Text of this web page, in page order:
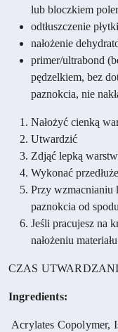
lub bloczkiem
odtłuszczenie
nałożenie
primer/ultrabond
pędzelkiem, bez
paznokcia, nie
Nałożyć cienką
Utwardzić
Zdjąć lepką
Wykonać
Przy wzmacnianiu
paznokcia od spodu
Jeśli pracujesz na
nałożeniu materiału
CZAS
Ingredients:
Acrylates Copolymer,